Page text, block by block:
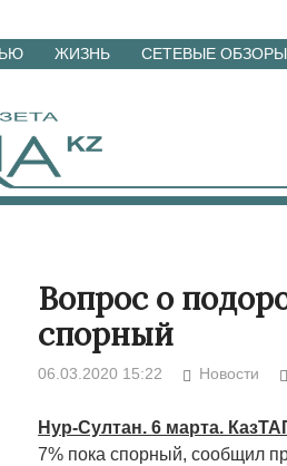
ЖИЗНЬ СЕТЕВЫЕ ОБЗОРЫ
Вопрос о
спорный
06.03.2020 15:22 Новости
Нур-Султан. 6 марта.
7% пока спорный, сообщил